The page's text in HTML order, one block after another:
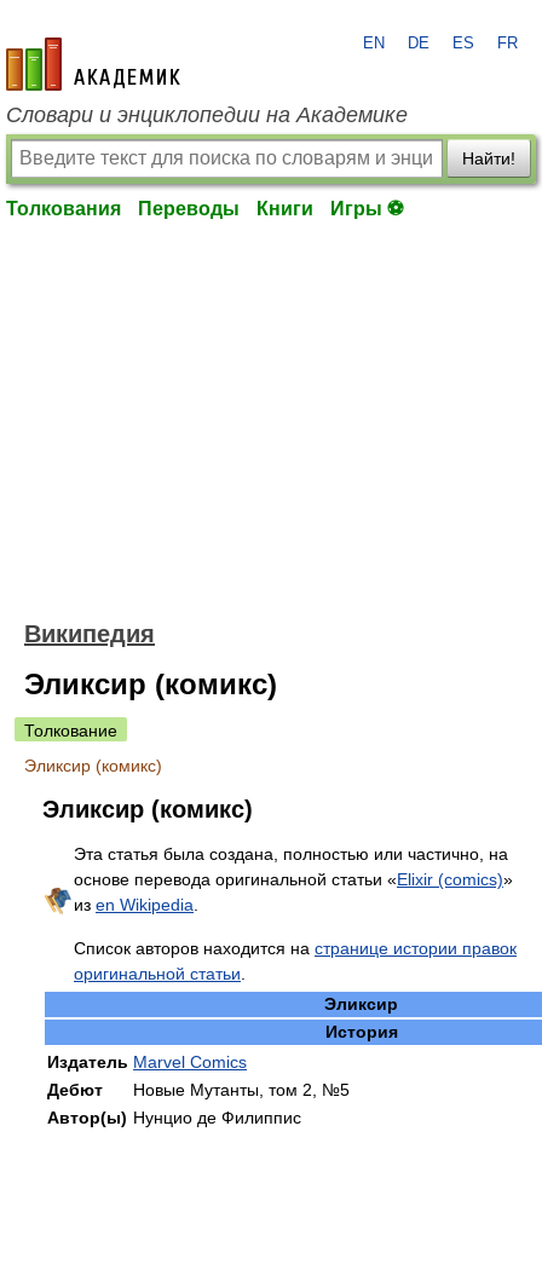
academic.ru
EN DE ES FR
Словари и энциклопедии на Академике
Найти!
Толкования Переводы Книги Игры ⚽
Википедия
Эликсир (комикс)
Толкование
Эликсир (комикс)
Эликсир (комикс)
Эта статья была создана, полностью или частично, на
основе перевода оригинальной статьи «Elixir (comics)»
из en Wikipedia
Список авторов находится на странице истории правок
оригинальной статьи
Эликсир
История
Издатель Marvel Comics
Дебют
Новые Мутанты, том 2, №5
Автор(ы) Нунцио де Филиппис